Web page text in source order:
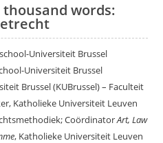
words:
Universiteit Brussel
Universiteit Brussel
Brussel (KUBrussel) – Faculteit
Katholieke Universiteit Leuven
CoördinatorArt, Law
, Katholieke Universiteit Leuven